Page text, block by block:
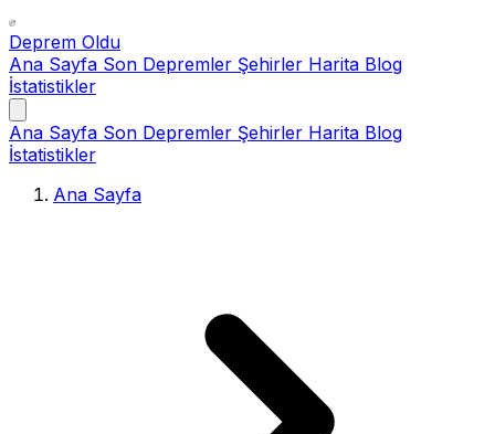
Deprem Oldu
Ana Sayfa Son Depremler Şehirler Harita Blog
İstatistikler
Ana Sayfa Son Depremler Şehirler Harita Blog
İstatistikler
Ana Sayfa